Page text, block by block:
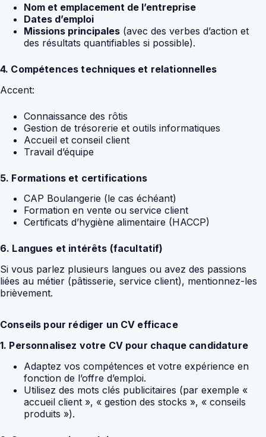
Nom et emplacement de l’entreprise
Dates d’emploi
Missions principales (avec des verbes d’action et
des résultats quantifiables si possible).
4. Compétences techniques et relationnelles
Accent:
Connaissance des rôtis
Gestion de trésorerie et outils informatiques
Accueil et conseil client
Travail d’équipe
5. Formations et certifications
CAP Boulangerie (le cas échéant)
Formation en vente ou service client
Certificats d’hygiène alimentaire (HACCP)
6. Langues et intérêts (facultatif)
Si vous parlez plusieurs langues ou avez des passions
liées au métier (pâtisserie, service client), mentionnez-les
brièvement.
Conseils pour rédiger un CV efficace
1. Personnalisez votre CV pour chaque candidature
Adaptez vos compétences et votre expérience en
fonction de l’offre d’emploi.
Utilisez des mots clés publicitaires (par exemple «
accueil client », « gestion des stocks », « conseils
produits »).